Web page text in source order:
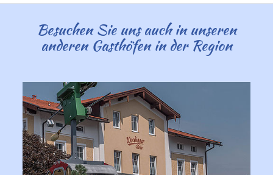
Besuchen Sie uns auch in unseren
anderen Gasthöfen in der Region